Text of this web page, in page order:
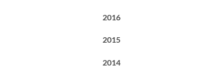
2016
2015
2014